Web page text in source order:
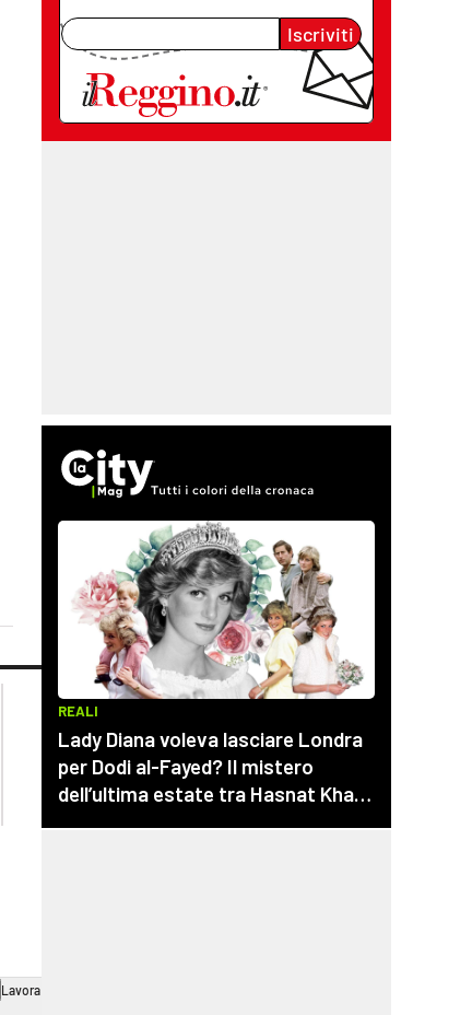
Iscriviti
lacplay.it
lactv.it
laconair.it
lacitymag.it
cosenzachannel.it
ilvibonese.it
catanzarochannel.it
Lavora con noi